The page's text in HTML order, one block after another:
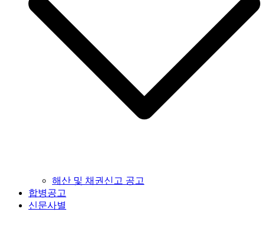
해산 및 채권신고 공고
합병공고
신문사별